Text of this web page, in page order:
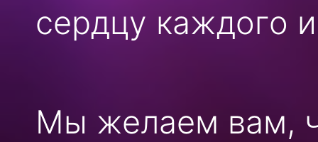
сердцу каждого
Мы желаем вам,